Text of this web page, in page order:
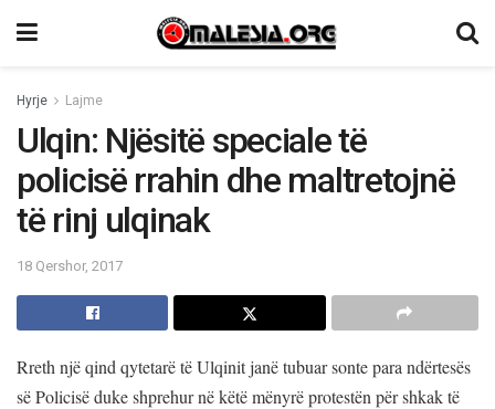
Hyrje Lajme
Ulqin: Njësitë speciale të
policisë rrahin dhe maltretojnë
të rinj ulqinak
18 Qershor, 2017
Rreth një qind qytetarë të Ulqinit janë tubuar sonte para ndërtesës
së Policisë duke shprehur në këtë mënyrë protestën për shkak të